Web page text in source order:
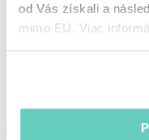
od Vás získali a
mimo EÚ. Viac
Neváhajte nás kontaktovať
sa a vyskúšať Archiles
Vyskúšať zdarma